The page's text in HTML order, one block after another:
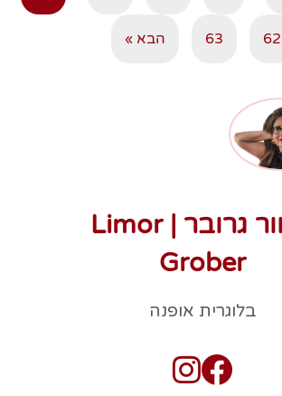
לימור גרובר | Limor
Grober
בלוגרית אופנה
62
63 הבא »